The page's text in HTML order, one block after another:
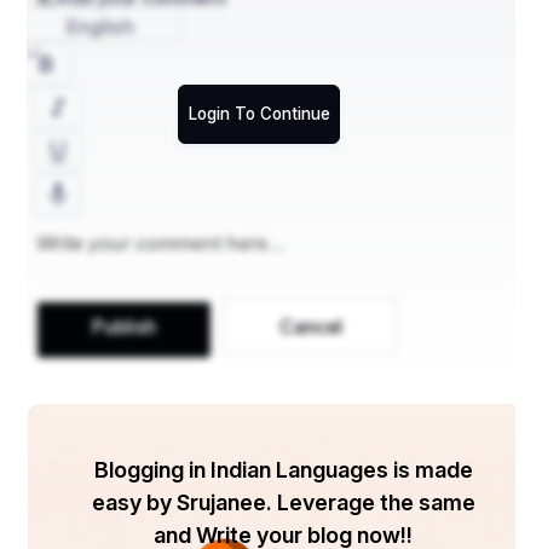
Login To Continue
English
Publish Cancel
Blogging in Indian Languages is made
easy by Srujanee. Leverage the same
and Write your blog now!!